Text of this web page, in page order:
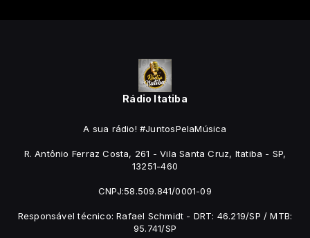
Rádio Itatiba
A sua rádio! #JuntosPelaMúsica
R. Antônio Ferraz Costa, 261 - Vila Santa Cruz, Itatiba - SP,
13251-460
CNPJ:58.509.841/0001-09
Responsável técnico: Rafael Schmidt - DRT: 46.219/SP / MTB:
95.741/SP